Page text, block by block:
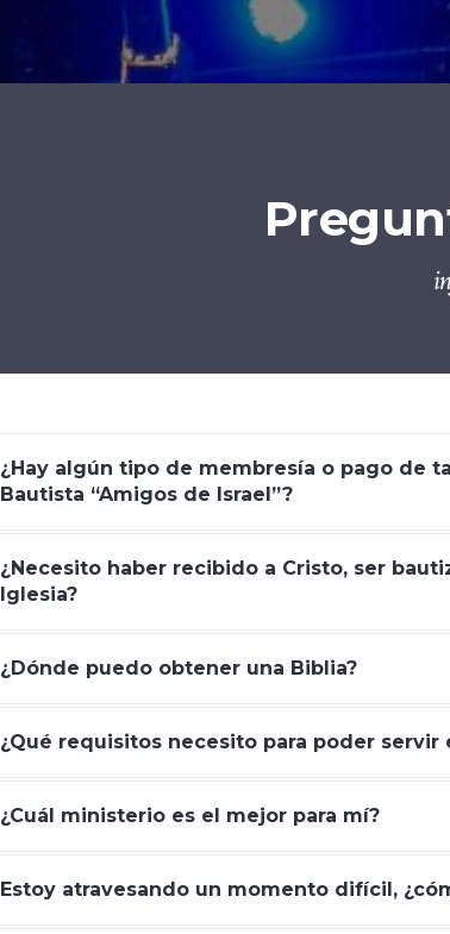
¿Hay algún tipo de membresía o pago de
Bautista “Amigos de Israel”?
¿Necesito haber recibido a Cristo, ser
Iglesia?
¿Dónde puedo obtener una Biblia?
¿Qué requisitos necesito para poder servir
¿Cuál ministerio es el mejor para mí?
Estoy atravesando un momento difícil,